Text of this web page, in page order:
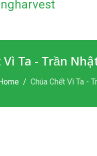
Vì Ta - Trần
Chúa Chết Vì Ta -